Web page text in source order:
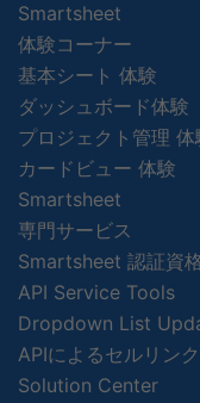
Smartsheet
体験コーナー
基本シート 体験
ダッシュボード体験
プロジェクト管理 体
カードビュー 体験
Smartsheet
専門サービス
Smartsheet 認証資
API Service Tools
Dropdown List
APIによるセルリン
Solution Center